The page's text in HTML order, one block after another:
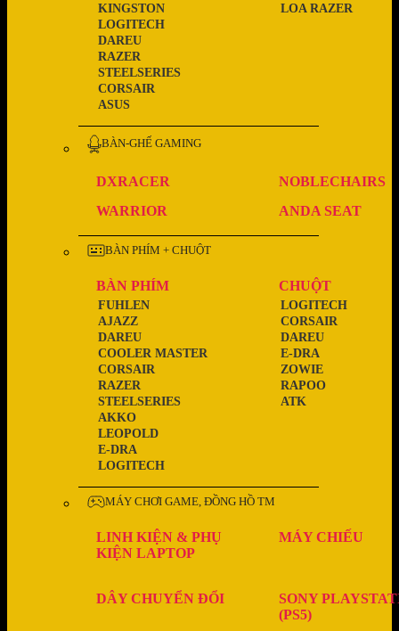
ASUS
CORSAIR
STEELSERIES
RAZER
DAREU
LOGITECH
KINGSTON LOA RAZER
BÀN-GHẾ GAMING
DXRACER
NOBLECHAIRS
WARRIOR
ANDA SEAT
BÀN PHÍM + CHUỘT
BÀN PHÍM
LOGITECH
E-DRA
LEOPOLD
AKKO
STEELSERIES
RAZER
CORSAIR
COOLER MASTER
DAREU
AJAZZ
FUHLEN
CHUỘT
ATK
RAPOO
ZOWIE
E-DRA
DAREU
CORSAIR
LOGITECH
MÁY CHƠI GAME, ĐỒNG HỒ TM
LINH KIỆN & PHỤ
KIỆN LAPTOP
MÁY CHIẾU
DÂY CHUYỂN ĐỔI
SONY
(PS5)